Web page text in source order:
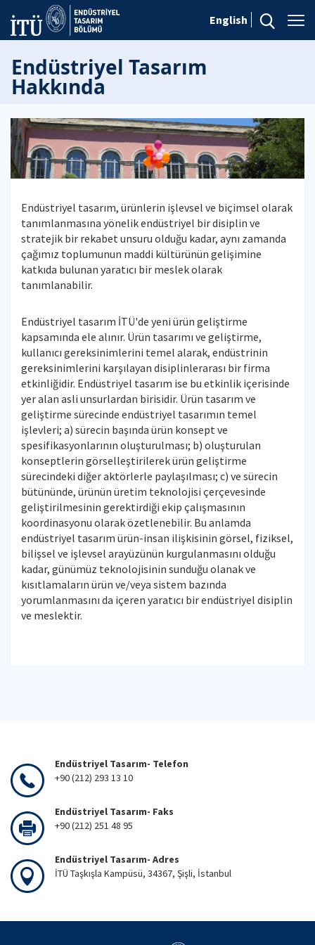
English
Endüstriyel Tasarım
Hakkında
Endüstriyel tasarım, ürünlerin işlevsel ve biçimsel olarak
tanımlanmasına yönelik endüstriyel bir disiplin ve
stratejik bir rekabet unsuru olduğu kadar, aynı zamanda
çağımız toplumunun maddi kültürünün gelişimine
katkıda bulunan yaratıcı bir meslek olarak
tanımlanabilir.
Endüstriyel tasarım İTÜ'de yeni ürün geliştirme
kapsamında ele alınır. Ürün tasarımı ve geliştirme,
kullanıcı gereksinimlerini temel alarak, endüstrinin
gereksinimlerini karşılayan disiplinlerarası bir firma
etkinliğidir. Endüstriyel tasarım ise bu etkinlik içerisinde
yer alan asli unsurlardan birisidir. Ürün tasarım ve
geliştirme sürecinde endüstriyel tasarımın temel
işlevleri; a) sürecin başında ürün konsept ve
spesifikasyonlarının oluşturulması; b) oluşturulan
konseptlerin görselleştirilerek ürün geliştirme
sürecindeki diğer aktörlerle paylaşılması; c) ve sürecin
bütününde, ürünün üretim teknolojisi çerçevesinde
geliştirilmesinin gerektirdiği ekip çalışmasının
koordinasyonu olarak özetlenebilir. Bu anlamda
endüstriyel tasarım ürün-insan ilişkisinin görsel, fiziksel,
bilişsel ve işlevsel arayüzünün kurgulanmasını olduğu
kadar, günümüz teknolojisinin sunduğu olanak ve
kısıtlamaların ürün ve/veya sistem bazında
yorumlanmasını da içeren yaratıcı bir endüstriyel disiplin
ve meslektir.
Endüstriyel Tasarım- Telefon
+90 (212) 293 13 10
Endüstriyel Tasarım- Faks
+90 (212) 251 48 95
Endüstriyel Tasarım- Adres
İTÜ Taşkışla Kampüsü, 34367, Şişli, İstanbul